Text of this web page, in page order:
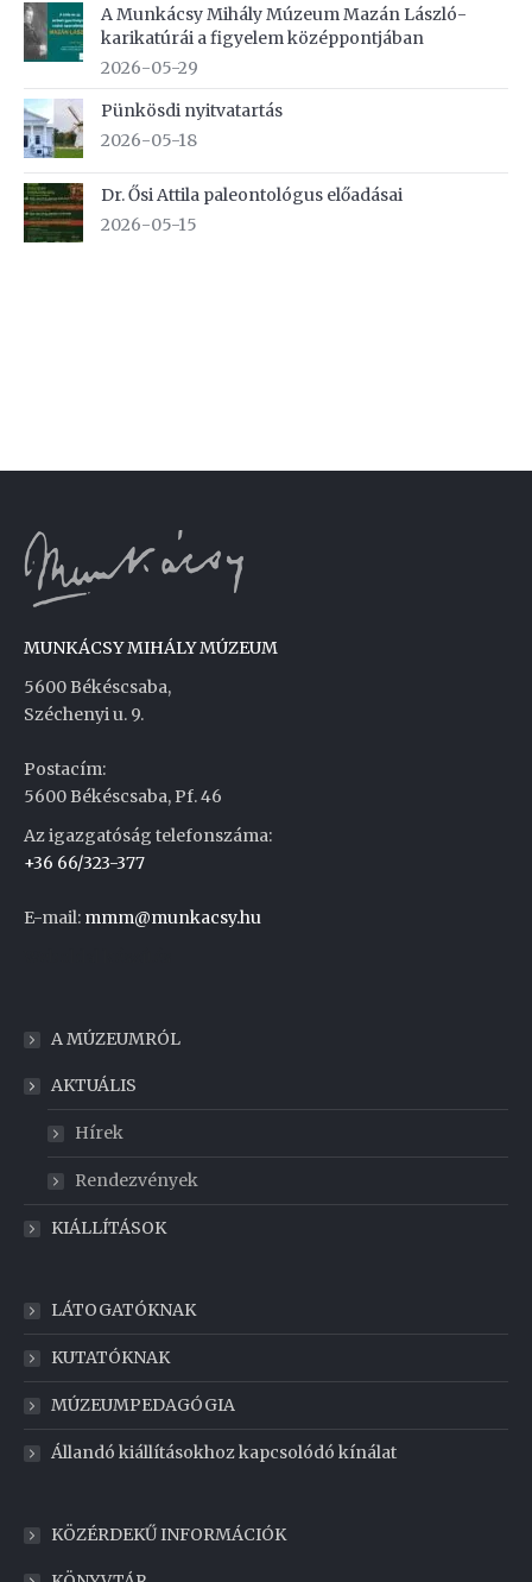
A Munkácsy Mihály Múzeum Mazán László-
karikatúrái a figyelem középpontjában
2026-05-29
Pünkösdi nyitvatartás
2026-05-18
Dr. Ősi Attila paleontológus előadásai
2026-05-15
MUNKÁCSY MIHÁLY MÚZEUM
5600 Békéscsaba,
Széchenyi u. 9.
Postacím:
5600 Békéscsaba, Pf. 46
Az igazgatóság telefonszáma:
+36 66/323-377
E-mail: mmm@munkacsy.hu
A MÚZEUMRÓL
AKTUÁLIS
Hírek
Rendezvények
KIÁLLÍTÁSOK
LÁTOGATÓKNAK
KUTATÓKNAK
MÚZEUMPEDAGÓGIA
Állandó kiállításokhoz kapcsolódó kínálat
KÖZÉRDEKŰ INFORMÁCIÓK